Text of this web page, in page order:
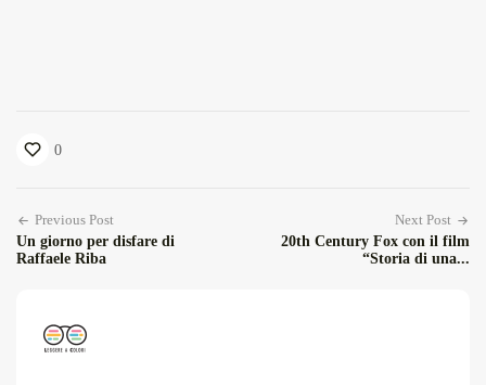
0
Previous Post
Un giorno per disfare di
Raffaele Riba
Next Post
20th Century Fox con il film
“Storia di una...